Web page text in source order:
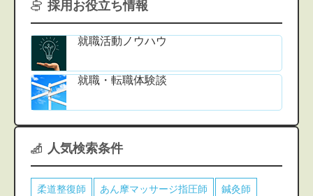
採用お役立ち情報
就職活動ノウハウ
就職・転職体験談
人気検索条件
柔道整復師 あん摩マッサージ指圧師 鍼灸師